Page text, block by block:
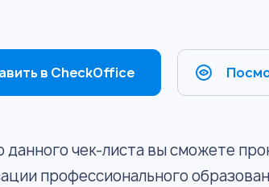
в CheckOffice
чек-листа вы сможете
профессионального